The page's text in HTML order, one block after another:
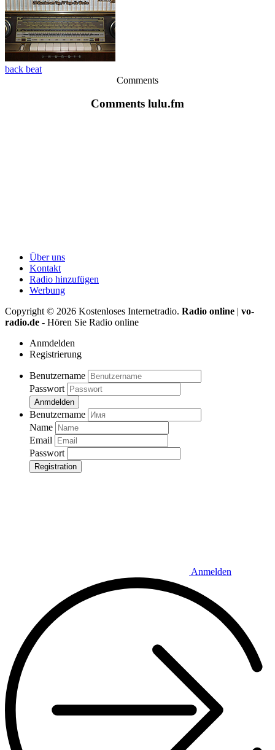
back beat
Comments
Comments lulu.fm
Über uns
Kontakt
Radio hinzufügen
Werbung
Copyright © 2026 Kostenloses Internetradio. Radio online | vo-
radio.de - Hören Sie Radio online
Anmdelden
Registrierung
Benutzername
Passwort
Anmdelden
Benutzername
Name
Email
Passwort
Registration
Anmelden